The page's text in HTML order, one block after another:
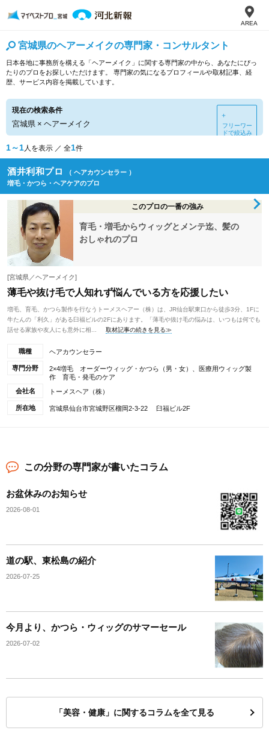
AREA
宮城県のヘアーメイクの専門家・コンサルタント
日本各地に事務所を構える「ヘアーメイク」に関する専門家の中から、あなたにぴっ
たりのプロをお探しいただけます。 専門家の気になるプロフィールや取材記事、経
歴、サービス内容を掲載しています。
現在の検索条件
宮城県 × ヘアーメイク
＋
フリーワー
ドで絞込み
1～1人を表示 ／ 全1件
酒井利和プロ
（ ヘアカウンセラー ）
増毛・かつら・ヘアケアのプロ
このプロの一番の強み
育毛・増毛からウィッグとメンテ迄、髪の
おしゃれのプロ
[宮城県／ヘアーメイク]
薄毛や抜け毛で人知れず悩んでいる方を応援したい
増毛、育毛、かつら製作を行なうトーメスヘアー（株）は、JR仙台駅東口から徒歩3分、1Fに
牛たんの「利久」がある臼福ビルの2Fにあります。「薄毛や抜け毛の悩みは、いつもは何でも
話せる家族や友人にも意外に相...
取材記事の続きを見る≫
職種 ヘアカウンセラー
専門分野
2×4増毛 オーダーウィッグ・かつら（男・女）、医療用ウィッグ製
作 育毛・発毛のケア
会社名
トーメスヘア（株）
所在地 宮城県仙台市宮城野区榴岡2-3-22 臼福ビル2F
この分野の専門家が書いたコラム
お盆休みのお知らせ
2026-08-01
道の駅、東松島の紹介
2026-07-25
今月より、かつら・ウィッグのサマーセール
2026-07-02
「美容・健康」に関するコラムを全て見る